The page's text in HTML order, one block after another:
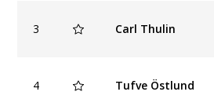
3 Carl Thulin
4 Tufve Östlund